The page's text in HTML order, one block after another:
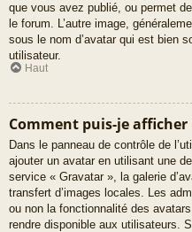
que vous avez publié, ou permet
le forum. L’autre image,
sous le nom d’avatar qui est bien
utilisateur.
Haut
Comment puis-je
Dans le panneau de contrôle de
ajouter un avatar en utilisant une
service « Gravatar », la galerie
transfert d’images locales. Les
ou non la fonctionnalité des
rendre disponible aux utilisateurs.